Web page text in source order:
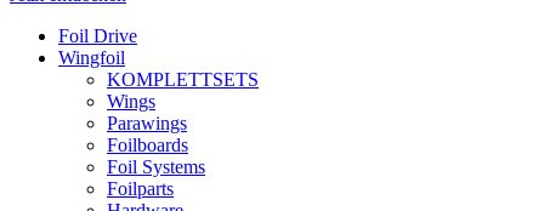
Foil Drive
Wingfoil
KOMPLETTSETS
Wings
Parawings
Foilboards
Foil Systems
Foilparts